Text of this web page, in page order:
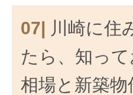
07| 川崎に住
たら、知っ
相場と新築物